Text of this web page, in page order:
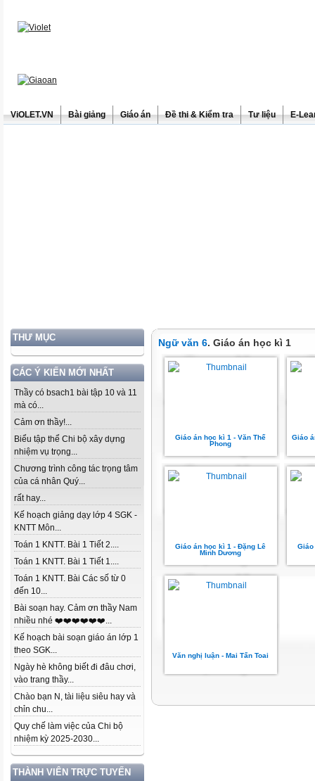
ViOLET.VN Bài giảng Giáo án Đề thi & Kiểm tra Tư liệu E-
THƯ MỤC
CÁC Ý KIẾN MỚI NHẤT
Thầy có bsach1 bài tập 10 và 11
mà có...
Cảm ơn thầy!...
Biểu tập thể Chi bộ xây dựng
nhiệm vụ trọng...
Chương trình công tác trọng tâm
của cá nhân Quý...
rất hay...
Kế hoạch giảng dạy lớp 4 SGK -
KNTT Môn...
Toán 1 KNTT. Bài 1 Tiết 2....
Toán 1 KNTT. Bài 1 Tiết 1....
Toán 1 KNTT. Bài Các số từ 0
đến 10...
Bài soạn hay. Cảm ơn thầy Nam
nhiều nhé ❤️❤️❤️❤️❤️❤️...
Kế hoạch bài soạn giáo án lớp 1
theo SGK...
Ngày hè không biết đi đâu chơi,
vào trang thầy...
Chào bạn N, tài liệu siêu hay và
chỉn chu...
Quy chế làm việc của Chi bộ
nhiệm kỳ 2025-2030...
THÀNH VIÊN TRỰC TUYẾN
Ngữ văn 6. Giáo án học kì 1
Giáo án học kì 1 - Văn Thế
Phong
Giáo
Giáo án học kì 1 - Đặng Lê
Minh Dương
Văn nghị luận - Mai Tấn Toai